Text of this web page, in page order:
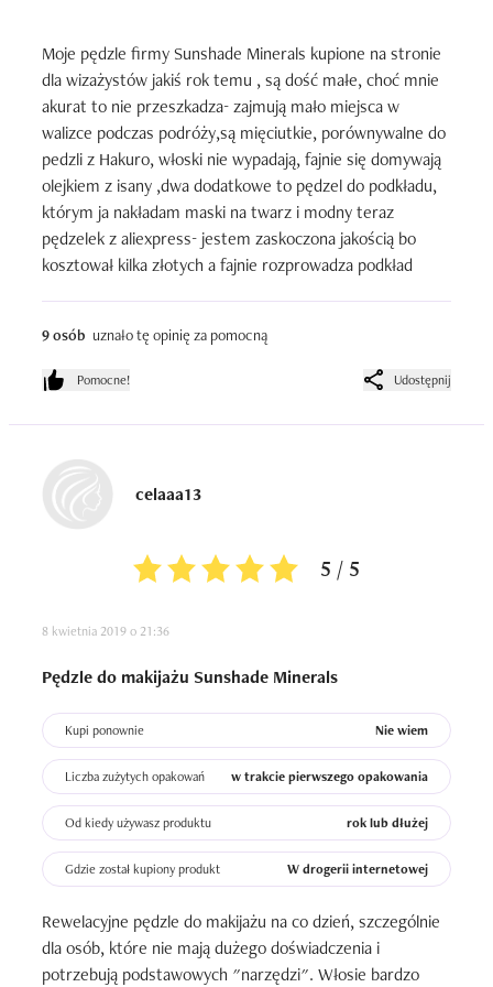
× mój ulubiony i przez tyle lat nie znalazłam lepszego-
pędzelek do eyeliner  czy do brwi , zależy do czego kto go
używa. Ja uwielbiam nim nakładać cień lub pomade na
brwi
Z czystego sentymentu daje temu zestawowi 5 choć
teraz mam już innych ulubieńców i całą  masę innych
pędzli
Moje pędzle firmy Sunshade Minerals kupione na stronie
dla wizażystów jakiś rok temu , są dość małe, choć mnie
akurat to nie przeszkadza- zajmują mało miejsca w
walizce podczas podróży,są mięciutkie, porównywalne do
pedzli z Hakuro, włoski nie wypadają, fajnie się domywają
olejkiem z isany ,dwa dodatkowe to pędzel do podkładu,
którym ja nakładam maski na twarz i modny teraz
pędzelek z aliexpress- jestem zaskoczona jakością bo
kosztował kilka złotych a fajnie rozprowadza podkład
9 osób uznało tę opinię za pomocną
Pomocne! Udostępnij
celaaa13
5 / 5
8 kwietnia 2019 o 21:36
Pędzle do makijażu Sunshade Minerals
Kupi ponownie Nie wiem
Liczba zużytych opakowań w trakcie pierwszego opakowania
Od kiedy używasz produktu rok lub dłużej
Gdzie został kupiony produkt W drogerii internetowej
Rewelacyjne pędzle do makijażu na co dzień, szczególnie
dla osób, które nie mają dużego doświadczenia i
potrzebują podstawowych "narzędzi". Włosie bardzo